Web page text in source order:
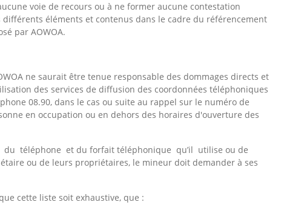
voie de recours ou à ne former aucune contestation
éléments et contenus dans le cadre du référencement
par AOWOA.
ne saurait être tenue responsable des dommages directs et
des services de diffusion des coordonnées téléphoniques
08.90, dans le cas ou suite au rappel sur le numéro de
en occupation ou en dehors des horaires d'ouverture des
du téléphone et du forfait téléphonique qu’il utilise ou de
ou de leurs propriétaires, le mineur doit demander à ses
cette liste soit exhaustive, que :